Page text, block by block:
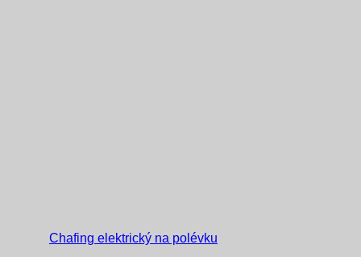
Chafing elektrický na polévku